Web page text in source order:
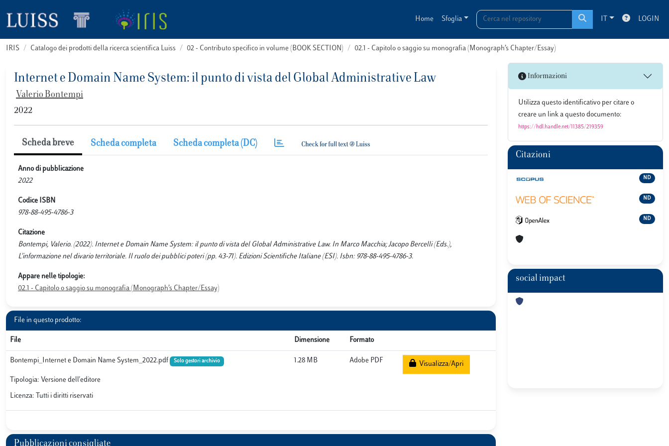
Home Sfoglia IT LOGIN
IRIS Catalogo dei prodotti della ricerca scientifica Luiss 02 - Contributo specifico in volume (BOOK SECTION) 02.1 - Capitolo o saggio su monografia (Monograph’s Chapter/Essay)
Internet e Domain Name System: il punto di vista del Global Administrative Law
Valerio Bontempi
2022
Scheda breve Scheda completa Scheda completa (DC)
Anno di pubblicazione
2022
Codice ISBN
978-88-495-4786-3
Citazione
Bontempi, Valerio. (2022). Internet e Domain Name System: il punto di vista del Global Administrative Law. In Marco Macchia; Jacopo Bercelli (Eds.),
L’informazione nel divario territoriale. Il ruolo dei pubblici poteri (pp. 43-71). Edizioni Scientifiche Italiane (ESI). Isbn: 978-88-495-4786-3.
Appare nelle tipologie:
02.1 - Capitolo o saggio su monografia (Monograph’s Chapter/Essay)
File in questo prodotto:
File Dimensione Formato
Bontempi_Internet e Domain Name System_2022.pdf Solo gestori archivio
Tipologia: Versione dell'editore
Licenza: Tutti i diritti riservati
1.28 MB Adobe PDF Visualizza/Apri
Pubblicazioni consigliate
Informazioni
Utilizza questo identificativo per citare o
creare un link a questo documento:
https://hdl.handle.net/11385/219359
Citazioni
ND
ND
ND
social impact